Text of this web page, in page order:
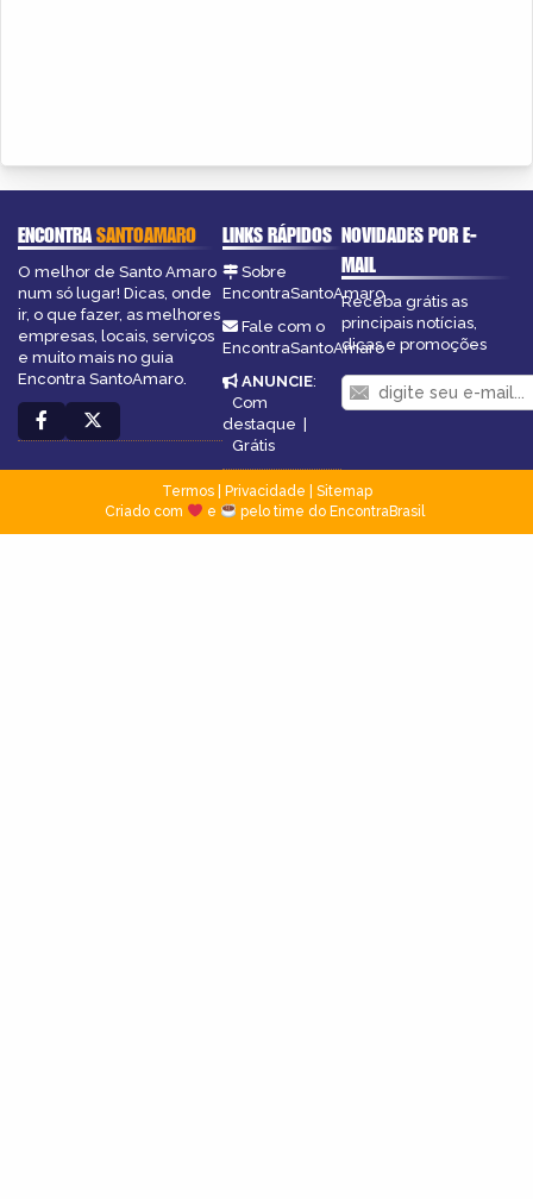
ENCONTRASANTOAMARO
O melhor de Santo Amaro
num só lugar! Dicas, onde
ir, o que fazer, as melhores
empresas, locais, serviços
e muito mais no guia
Encontra SantoAmaro.
LINKS RÁPIDOS
Sobre
EncontraSantoAmaro
Fale com o
EncontraSantoAmaro
ANUNCIE:
Com
destaque |
Grátis
NOVIDADES POR E-
MAIL
Receba grátis as
principais notícias,
dicas e promoções
Termos| Privacidade
Sitemap
Criado com
e pelo time do EncontraBrasil